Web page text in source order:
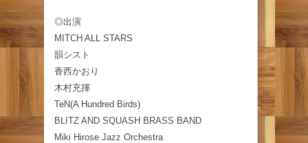
◎出演
MITCH ALL STARS
韻シスト
香西かおり
木村充揮
TeN(A Hundred Birds)
BLITZ AND SQUASH BRASS BAND
Miki Hirose Jazz Orchestra